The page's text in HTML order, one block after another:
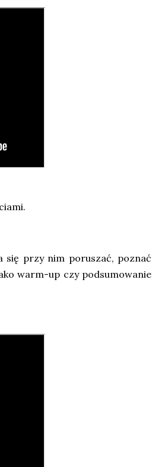
się przy nim poruszać, poznać
warm-up czy podsumowanie